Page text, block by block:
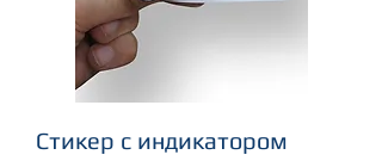
Cтикер с индикатором